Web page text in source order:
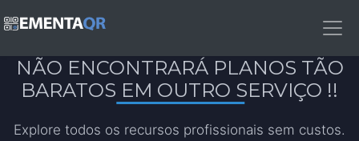
NÃO ENCONTRARÁ PLANOS TÃO
BARATOS EM OUTRO SERVIÇO !!
Explore todos os recursos profissionais sem custos.